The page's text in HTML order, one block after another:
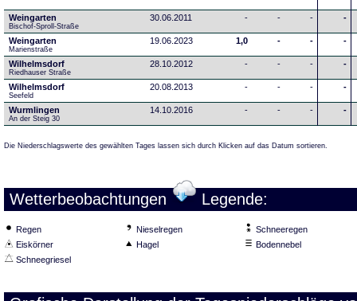
Weingarten
Bischof-Sproll-Straße
30.06.2011 - - - -
Weingarten
Marienstraße
19.06.2023 1,0 - - -
Wilhelmsdorf
Riedhauser Straße
28.10.2012 - - - -
Wilhelmsdorf
Seefeld
20.08.2013 - - - -
Wurmlingen
An der Steig 30
14.10.2016 - - - -
Die Niederschlagswerte des gewählten Tages lassen sich durch Klicken auf das Datum sortieren.
Wetterbeobachtungen Legende:
Regen Nieselregen
Schneeregen
Eiskörner
Hagel
Bodennebel
Schneegriesel